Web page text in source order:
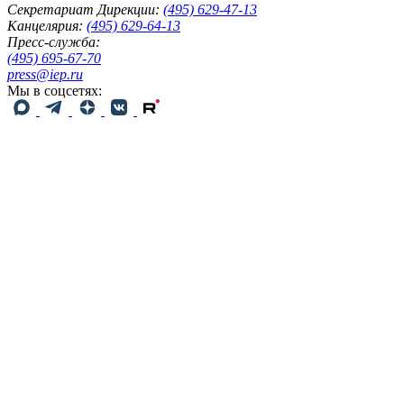
Секретариат Дирекции: (495) 629-47-13
Канцелярия: (495) 629-64-13
Пресс-служба:
(495) 695-67-70
press@iep.ru
Мы в соцсетях: